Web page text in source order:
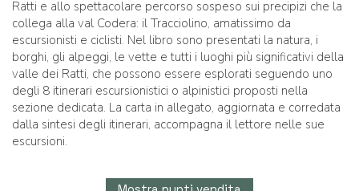
Ratti e allo spettacolare percorso sospeso sui precipizi che la
collega alla val Codera: il Tracciolino, amatissimo da
escursionisti e ciclisti. Nel libro sono presentati la natura, i
borghi, gli alpeggi, le vette e tutti i luoghi più significativi della
valle dei Ratti, che possono essere esplorati seguendo uno
degli 8 itinerari escursionistici o alpinistici proposti nella
sezione dedicata. La carta in allegato, aggiornata e corredata
dalla sintesi degli itinerari, accompagna il lettore nelle sue
escursioni.